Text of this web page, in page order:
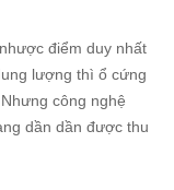
điểm duy nhất
lượng thì ổ cứng
công nghệ
dần dần được thu